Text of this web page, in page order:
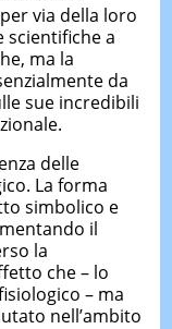
via della loro
scientifiche a
ma la
da
sue incredibili
delle
La forma
simbolico e
il
la
che – lo
– ma
nell’ambito